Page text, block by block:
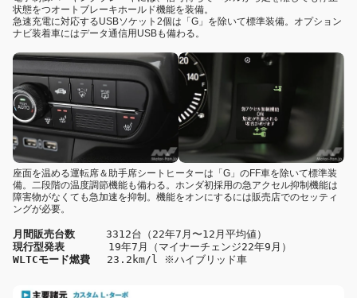
状態をつオートブレーキホールド機能を装備。
急速充電に対応するUSBソケット2個は「G」を除いて標準装備。オプション
ナビ装着車にはデータ通信用USBも備わる。
座面を温める運転席＆助手席シートヒーターは「G」のFF車を除いて標準装
備。二段階の温度調節機能も備わる。ホンダ初採用の急アクセル抑制機能は
障害物がなくても急加速を抑制。機能をオンにするには販売店でのセッティ
ングが必要。
月間販売台数
現行型発表
WLTCモード燃費